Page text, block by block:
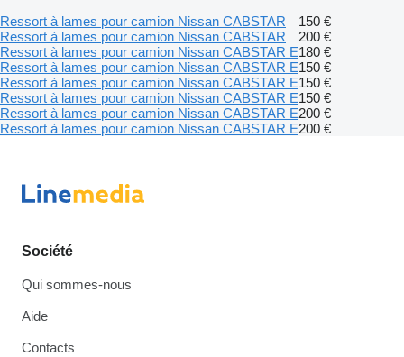
Ressort à lames pour camion Nissan CABSTAR
150 €
Ressort à lames pour camion Nissan CABSTAR
200 €
Ressort à lames pour camion Nissan CABSTAR E180 €
Ressort à lames pour camion Nissan CABSTAR E150 €
Ressort à lames pour camion Nissan CABSTAR E150 €
Ressort à lames pour camion Nissan CABSTAR E150 €
Ressort à lames pour camion Nissan CABSTAR E200 €
Ressort à lames pour camion Nissan CABSTAR E200 €
Société
Qui sommes-nous
Aide
Contacts